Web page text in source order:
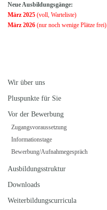
Neue Ausbildungsgänge:
März 2025 (voll, Warteliste)
März 2026 (nur noch wenige Plätze frei)
Wir über uns
Pluspunkte für Sie
Vor der Bewerbung
Zugangsvoraussetzung
Informationstage
Bewerbung/Aufnahmegespräch
Ausbildungsstruktur
Downloads
Weiterbildungscurricula